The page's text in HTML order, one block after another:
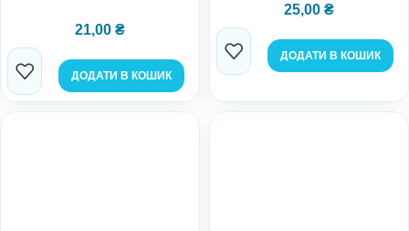
21,00 ₴
ДОДАТИ В КОШИК
25,00 ₴
ДОДАТИ В КОШИК